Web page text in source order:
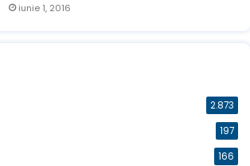
iunie 1, 2016
2.873
197
166